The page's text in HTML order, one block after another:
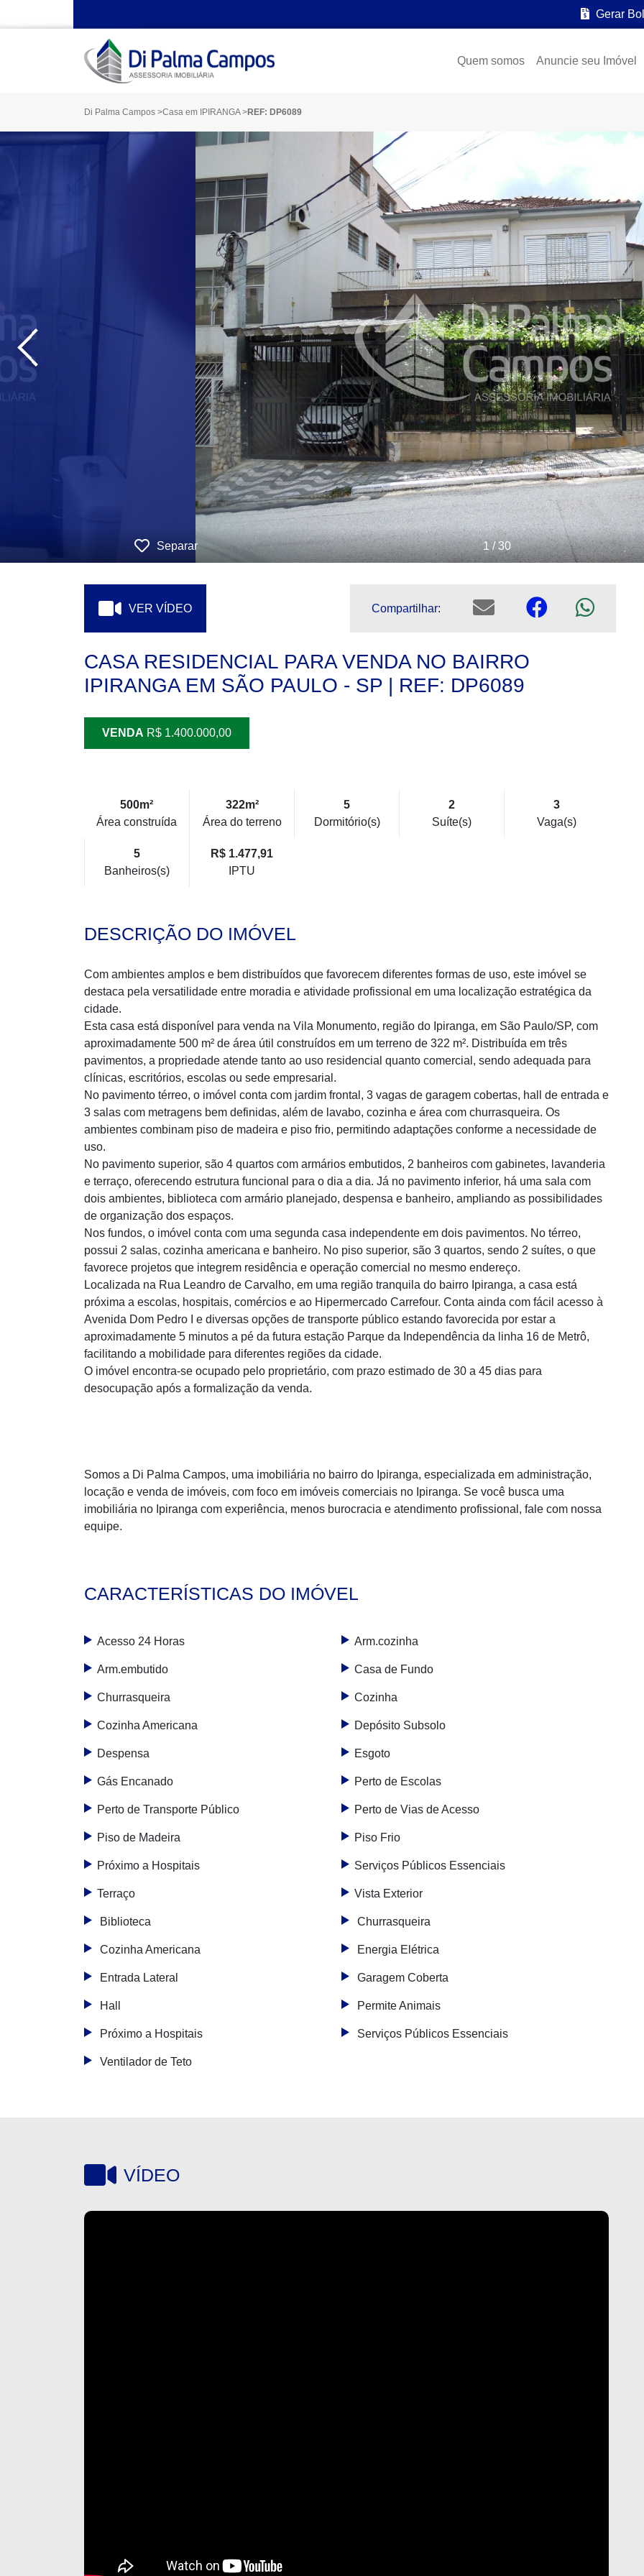
Gerar
Quem somos Anuncie seu Imóvel
Di Palma Campos >Casa em IPIRANGA >REF: DP6089
‹
Separar 1 / 30
VER VÍDEO Compartilhar:
CASA RESIDENCIAL PARA VENDA NO BAIRRO
IPIRANGA EM SÃO PAULO - SP | REF: DP6089
VENDA R$ 1.400.000,00
500m²
Área construída
322m²
Área do terreno
5
Dormitório(s)
2
Suíte(s)
3
Vaga(s)
5
Banheiros(s)
R$ 1.477,91
IPTU
DESCRIÇÃO DO IMÓVEL
Com ambientes amplos e bem distribuídos que favorecem diferentes formas de uso, este imóvel se
destaca pela versatilidade entre moradia e atividade profissional em uma localização estratégica da
cidade.
Esta casa está disponível para venda na Vila Monumento, região do Ipiranga, em São Paulo/SP, com
aproximadamente 500 m² de área útil construídos em um terreno de 322 m². Distribuída em três
pavimentos, a propriedade atende tanto ao uso residencial quanto comercial, sendo adequada para
clínicas, escritórios, escolas ou sede empresarial.
No pavimento térreo, o imóvel conta com jardim frontal, 3 vagas de garagem cobertas, hall de entrada e
3 salas com metragens bem definidas, além de lavabo, cozinha e área com churrasqueira. Os
ambientes combinam piso de madeira e piso frio, permitindo adaptações conforme a necessidade de
uso.
No pavimento superior, são 4 quartos com armários embutidos, 2 banheiros com gabinetes, lavanderia
e terraço, oferecendo estrutura funcional para o dia a dia. Já no pavimento inferior, há uma sala com
dois ambientes, biblioteca com armário planejado, despensa e banheiro, ampliando as possibilidades
de organização dos espaços.
Nos fundos, o imóvel conta com uma segunda casa independente em dois pavimentos. No térreo,
possui 2 salas, cozinha americana e banheiro. No piso superior, são 3 quartos, sendo 2 suítes, o que
favorece projetos que integrem residência e operação comercial no mesmo endereço.
Localizada na Rua Leandro de Carvalho, em uma região tranquila do bairro Ipiranga, a casa está
próxima a escolas, hospitais, comércios e ao Hipermercado Carrefour. Conta ainda com fácil acesso à
Avenida Dom Pedro I e diversas opções de transporte público estando favorecida por estar a
aproximadamente 5 minutos a pé da futura estação Parque da Independência da linha 16 de Metrô,
facilitando a mobilidade para diferentes regiões da cidade.
O imóvel encontra-se ocupado pelo proprietário, com prazo estimado de 30 a 45 dias para
desocupação após a formalização da venda.
Somos a Di Palma Campos, uma imobiliária no bairro do Ipiranga, especializada em administração,
locação e venda de imóveis, com foco em imóveis comerciais no Ipiranga. Se você busca uma
imobiliária no Ipiranga com experiência, menos burocracia e atendimento profissional, fale com nossa
equipe.
CARACTERÍSTICAS DO IMÓVEL
Acesso 24 Horas Arm.cozinha
Arm.embutido Casa de Fundo
Churrasqueira Cozinha
Cozinha Americana Depósito Subsolo
Despensa Esgoto
Gás Encanado Perto de Escolas
Perto de Transporte Público Perto de Vias de Acesso
Piso de Madeira Piso Frio
Próximo a Hospitais Serviços Públicos Essenciais
Terraço Vista Exterior
Biblioteca Churrasqueira
Cozinha Americana Energia Elétrica
Entrada Lateral Garagem Coberta
Hall Permite Animais
Próximo a Hospitais Serviços Públicos Essenciais
Ventilador de Teto
VÍDEO